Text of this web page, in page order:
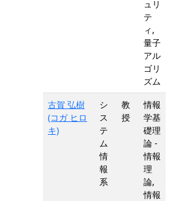
ュリ
テ
ィ,
量子
アル
ゴリ
ズム
古賀 弘樹
(コガ ヒロ
キ)
シ
ス
テ
ム
情
報
系
教
授
情報
学基
礎理
論 -
情報
理
論,
情報